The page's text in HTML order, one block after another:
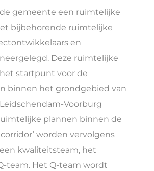
gemeente een ruimtelijke
bijbehorende ruimtelijke
en
Deze ruimtelijke
startpunt voor de
binnen het grondgebied van
Voorburg
plannen binnen de
worden vervolgens
kwaliteitsteam, het
team. Het Q-team wordt